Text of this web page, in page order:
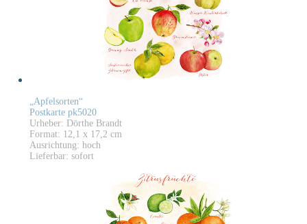
„Apfelsorten“
Postkarte pk5020
Urheber: Dörthe Brandt
Format: 12,1 x 17,2 cm
Ausrichtung: hoch
Lieferbar: sofort